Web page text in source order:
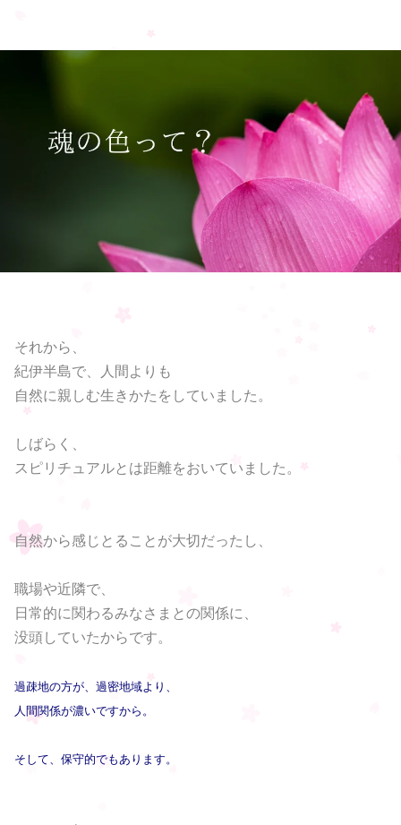
それから、
紀伊半島で、人間よりも
自然に親しむ生きかたをしていました。
しばらく、
スピリチュアルとは距離をおいていました。
自然から感じとることが大切だったし、
職場や近隣で、
日常的に関わるみなさまとの関係に、
没頭していたからです。
過疎地の方が、過密地域より、
人間関係が濃いですから。
そして、保守的でもあります。